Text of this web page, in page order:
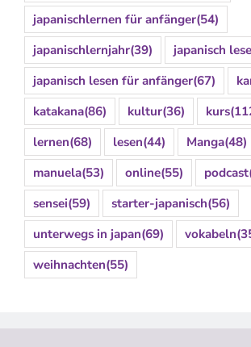
japanischlernen für anfänger(54)
japanischlernjahr(39) japanisch
japanisch lesen für anfänger(67)
katakana(86) kultur(36) kurs
lernen(68) lesen(44) Manga(48)
manuela(53) online(55) podcast
sensei(59) starter-japanisch(56)
unterwegs in japan(69) vokabeln
weihnachten(55)